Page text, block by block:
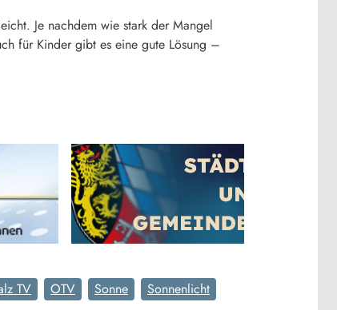
Je nachdem wie stark der Mangel
für Kinder gibt es eine gute Lösung –
TV OTV Sonne
Sonnenlicht